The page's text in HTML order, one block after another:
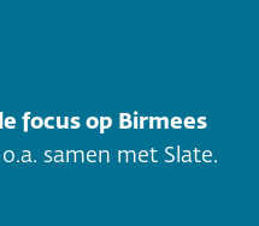
focus op Birmees
samen met Slate.